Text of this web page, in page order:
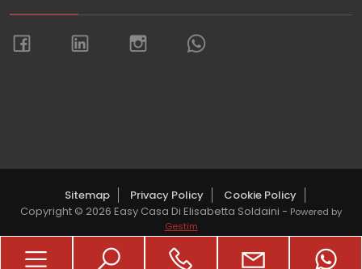
Sitemap Privacy Policy
Cookie Policy
Copyright © 2026 Easy Casa Di Elisabetta Soldaini - Powered by
Gestim